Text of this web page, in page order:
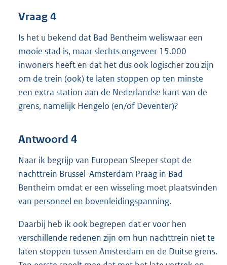
Vraag 4
Is het u bekend dat Bad Bentheim weliswaar een
mooie stad is, maar slechts ongeveer 15.000
inwoners heeft en dat het dus ook logischer zou zijn
om de trein (ook) te laten stoppen op ten minste
een extra station aan de Nederlandse kant van de
grens, namelijk Hengelo (en/of Deventer)?
Antwoord 4
Naar ik begrijp van European Sleeper stopt de
nachttrein Brussel-Amsterdam Praag in Bad
Bentheim omdat er een wisseling moet plaatsvinden
van personeel en bovenleidingspanning.
Daarbij heb ik ook begrepen dat er voor hen
verschillende redenen zijn om hun nachttrein niet te
laten stoppen tussen Amsterdam en de Duitse grens.